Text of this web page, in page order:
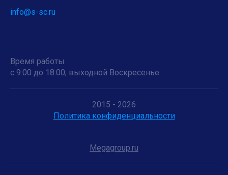
info@s-sc.ru
Время работы
с 9:00 до 18:00, выходной Воскресенье
2015 - 2026
Политика конфиденциальности
Megagroup.ru